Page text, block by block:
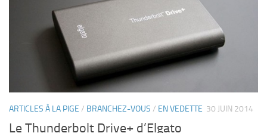
ARTICLES À LA PIGE / BRANCHEZ-VOUS / EN VEDETTE 30 JUIN 2014
Le Thunderbolt Drive+ d’Elgato